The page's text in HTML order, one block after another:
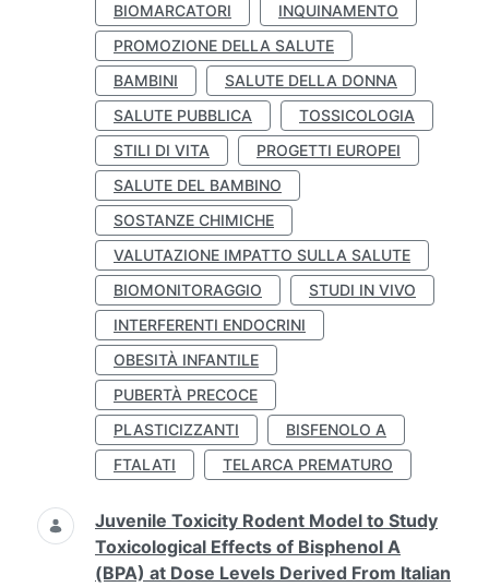
BIOMARCATORI
INQUINAMENTO
PROMOZIONE DELLA SALUTE
BAMBINI
SALUTE DELLA DONNA
SALUTE PUBBLICA
TOSSICOLOGIA
STILI DI VITA
PROGETTI EUROPEI
SALUTE DEL BAMBINO
SOSTANZE CHIMICHE
VALUTAZIONE IMPATTO SULLA SALUTE
BIOMONITORAGGIO
STUDI IN VIVO
INTERFERENTI ENDOCRINI
OBESITÀ INFANTILE
PUBERTÀ PRECOCE
PLASTICIZZANTI
BISFENOLO A
FTALATI
TELARCA PREMATURO
Juvenile Toxicity Rodent Model to Study
Toxicological Effects of Bisphenol A
(BPA) at Dose Levels Derived From Italian